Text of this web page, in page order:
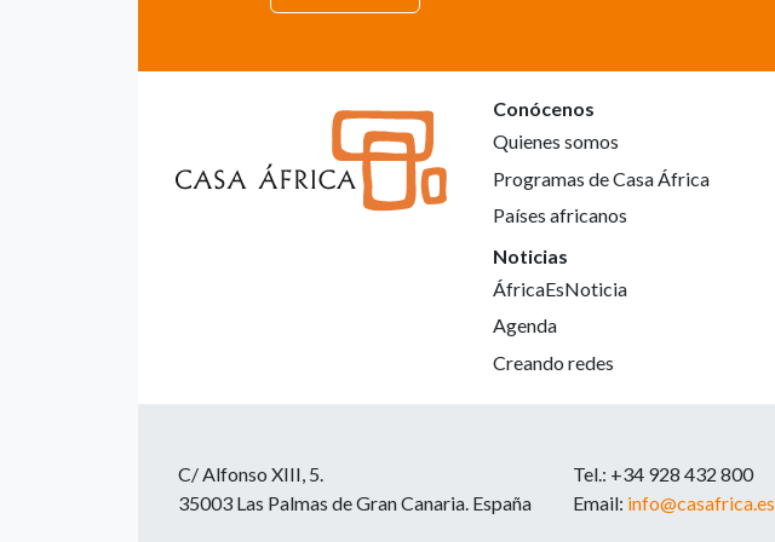
Conócenos
Quienes somos
Programas de Casa África
Países africanos
Noticias
ÁfricaEsNoticia
Agenda
Creando redes
C/ Alfonso XIII, 5.
35003 Las Palmas de Gran Canaria. España
Tel.: +34 928 432 800
Email: info@casafrica.es